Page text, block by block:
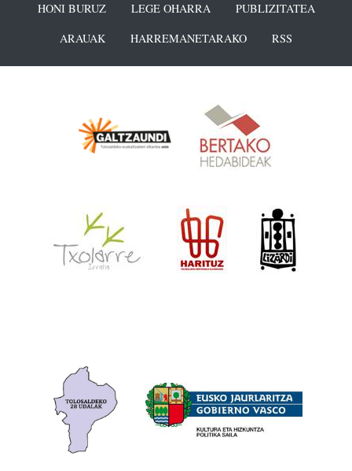
HONI BURUZ LEGE OHARRA
PUBLIZITATEA
ARAUAK
HARREMANETARAKO RSS